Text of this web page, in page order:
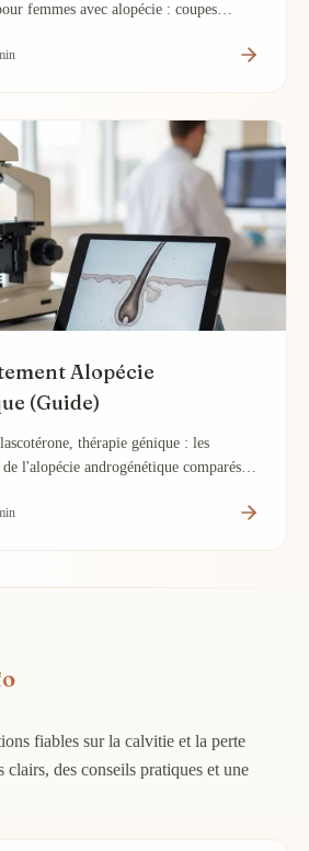
femmes avec alopécie : coupes
Alopécie
(Guide)
thérapie génique : les
l'alopécie androgénétique comparés.
fiables sur la calvitie et la perte
clairs, des conseils pratiques et une